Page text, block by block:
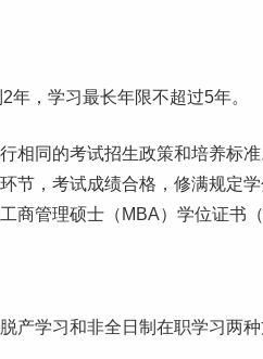
年， 学习最长年限不超过5年。
相同的考试招生政策和培养标
节，考试成绩合格，修满规定
商管理硕士（MBA）学位证书（
产学习和非全日制在职学习两种